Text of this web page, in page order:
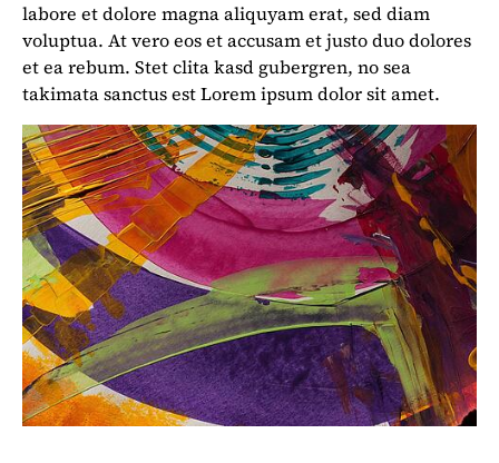
labore et dolore magna aliquyam erat, sed diam
voluptua. At vero eos et accusam et justo duo dolores
et ea rebum. Stet clita kasd gubergren, no sea
takimata sanctus est Lorem ipsum dolor sit amet.